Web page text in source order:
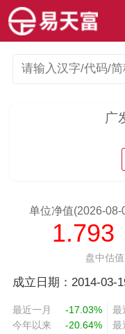
广
单位净值(2026-08-
1.793
盘中估值
成立日期：2014-03-
最近一月 -17.03% 最
今年以来
-20.64% 最